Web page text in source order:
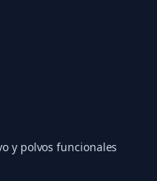
y polvos funcionales